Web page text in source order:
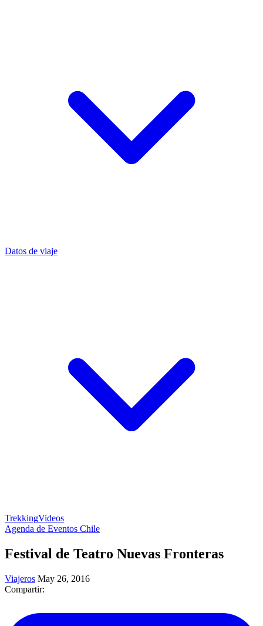
Datos de viaje
TrekkingVideos
Agenda de Eventos Chile
Festival de Teatro Nuevas Fronteras
Viajeros May 26, 2016
Compartir: